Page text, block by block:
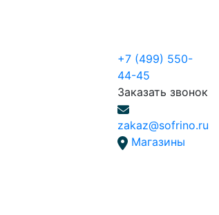
+7 (499) 550-
44-45
Заказать звонок
zakaz@sofrino.ru
Магазины